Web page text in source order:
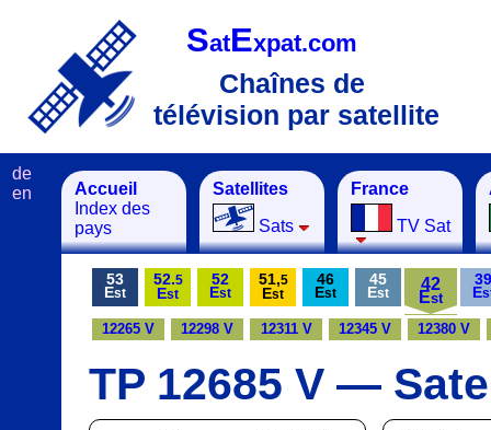
SatExpat.com
Chaînes de
télévision par satellite
Accueil
Index des
pays
Satellites
Sats
France
TV Sat
de
en
53
Est
52.5
Est
52
Est
51,5
Est
46
Est
45
Est 42
Est
39
E
12265 V 12298 V 12311 V 12345 V 12380 V
TP 12685 V —